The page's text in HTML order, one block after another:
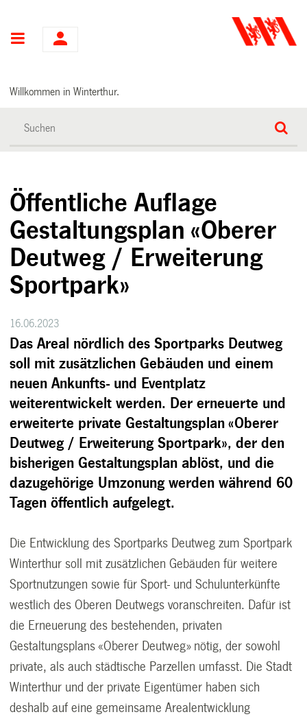
Hauptnavigation
Willkommen in Winterthur.
Öffentliche Auflage
Gestaltungsplan «Oberer
Deutweg / Erweiterung
Sportpark»
16.06.2023
Das Areal nördlich des Sportparks Deutweg
soll mit zusätzlichen Gebäuden und einem
neuen Ankunfts- und Eventplatz
weiterentwickelt werden. Der erneuerte und
erweiterte private Gestaltungsplan «Oberer
Deutweg / Erweiterung Sportpark», der den
bisherigen Gestaltungsplan ablöst, und die
dazugehörige Umzonung werden während 60
Tagen öffentlich aufgelegt.
Die Entwicklung des Sportparks Deutweg zum Sportpark
Winterthur soll mit zusätzlichen Gebäuden für weitere
Sportnutzungen sowie für Sport- und Schulunterkünfte
westlich des Oberen Deutwegs voranschreiten. Dafür ist
die Erneuerung des bestehenden, privaten
Gestaltungsplans «Oberer Deutweg» nötig, der sowohl
private, als auch städtische Parzellen umfasst. Die Stadt
Winterthur und der private Eigentümer haben sich
deshalb auf eine gemeinsame Arealentwicklung